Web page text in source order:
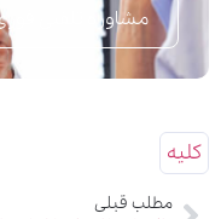
مشاوره تلفنی
کلیه
مطلب قبلی